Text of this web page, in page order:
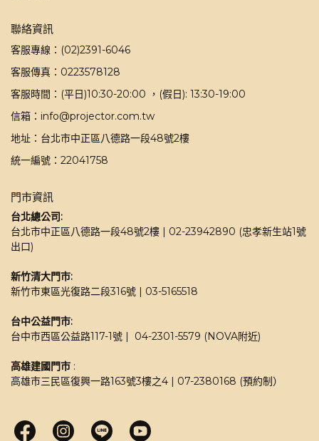
聯絡資訊
客服專線：(02)2391-6046
客服傳真：0223578128
客服時間：(平日)10:30-20:00 ，(假日): 13:30-19:00
信箱：info@projector.com.tw
地址：台北市中正區八德路一段48號2樓
統一編號：22041758
門市資訊
台北總公司:
台北市中正區八德路一段48號2樓 | 02-23942890 (忠孝新生站1號
出口)
新竹清大門市:
新竹市東區光復路二段316號 | 03-5165518
台中公益門市:
台中市西區公益路117-1號 |  04-2301-5579 (NOVA附近)
高雄建國門市 :
高雄市三民區復興一路163號3樓之4 | 07-2380168 (預約制）